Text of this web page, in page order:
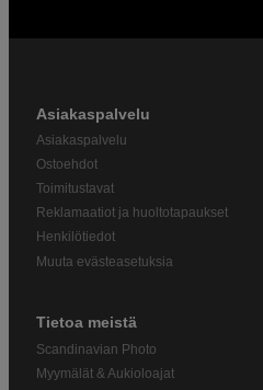
Asiakaspalvelu
Asiakaspalvelu
Ostoehdot
Toimitustavat
Reklamaatiot ja huoltotapaukset
Henkilötiedot
Muuta evästeasetuksia
Tietoa meistä
Scandinavian Photo
Myymälät & Aukioloajat